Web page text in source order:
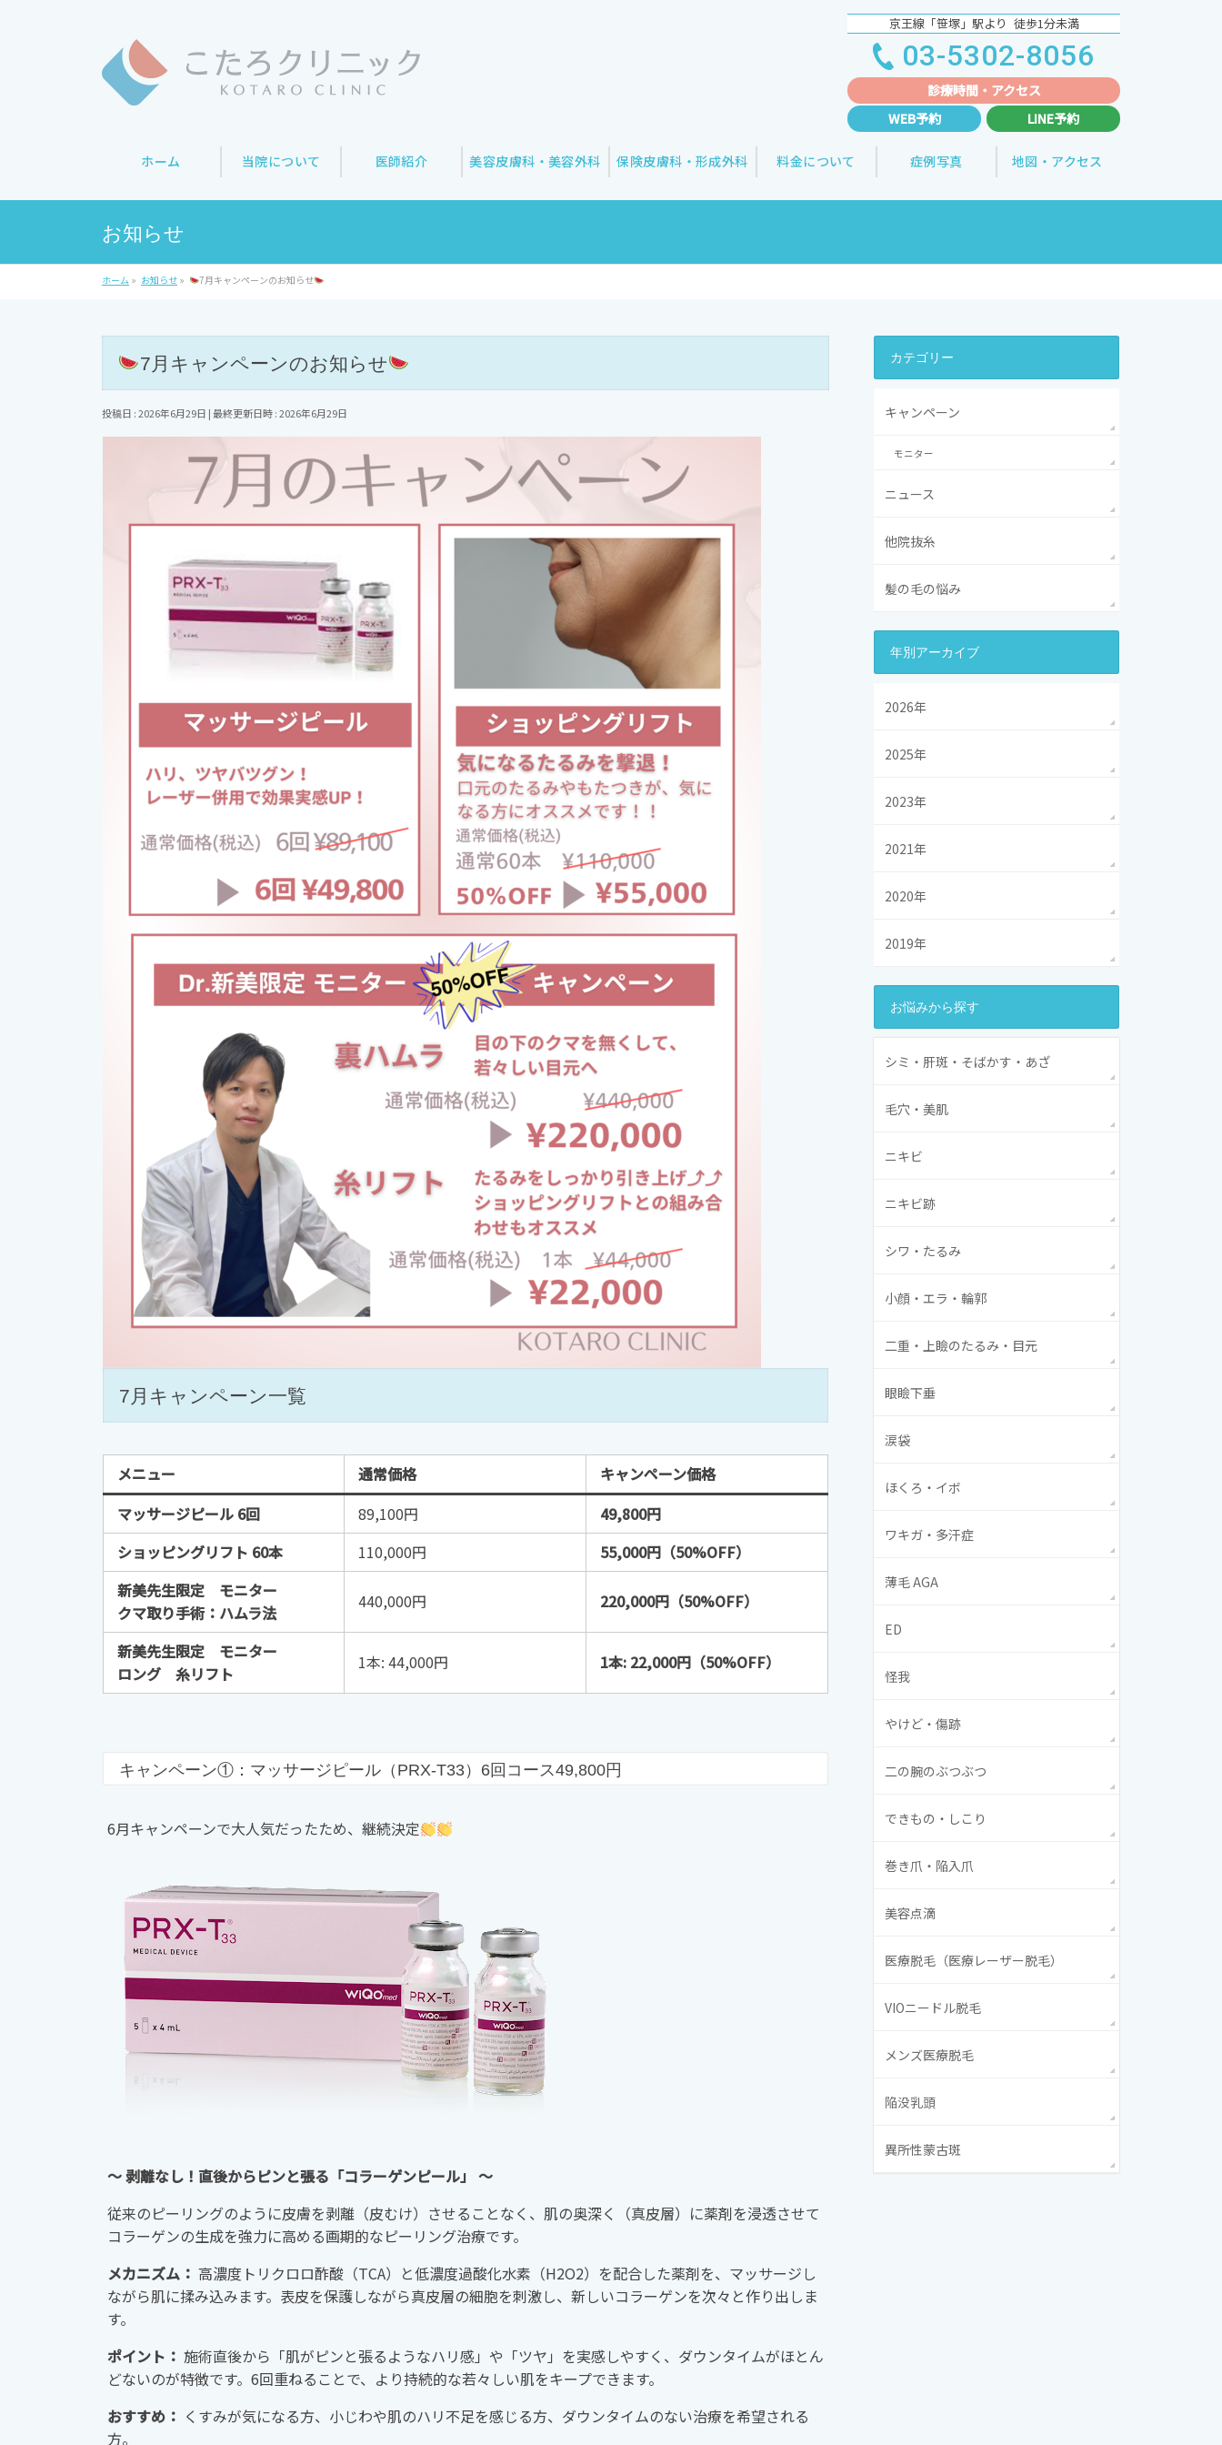
京王線「笹塚」駅より 徒歩1分未満
03-5302-8056
診療時間・ アクセス
WEB予約
LINE予約
ホーム 当院について 医師紹介 美容皮膚科・美容外科 保険皮膚科・形成外科 料金について 症例写真 地図・アクセス
お知らせ
ホーム » お知らせ » 7月キャンペーンのお知らせ
7月キャンペーンのお知らせ
投稿日 : 2026年6月29日 最終更新日時 : 2026年6月29日
7月キャンペーン一覧
メニュー 通常価格
キャンペーン価格
マッサージピール 6回
89,100円
49,800円
ショッピングリフト 60本
110,000円
55,000円（50%OFF）
新美先生限定 モニター
クマ取り手術：ハムラ法
440,000円 220,000円（50%OFF）
新美先生限定 モニター
ロング 糸リフト
1本: 44,000円 1本: 22,000円（50%OFF）
キャンペーン①：マッサージピール（PRX-T33）6回コース49,800円
6月キャンペーンで大人気だったため、継続決定
〜 剥離なし！直後からピンと張る「コラーゲンピール」 〜
従来のピーリングのように皮膚を剥離（皮むけ）させることなく、肌の奥深く（真皮層）に薬剤を浸透させて
コラーゲンの生成を強力に高める画期的なピーリング治療です。
メカニズム： 高濃度トリクロロ酢酸（TCA）と低濃度過酸化水素（H2O2）を配合した薬剤を、マッサージし
ながら肌に揉み込みます。表皮を保護しながら真皮層の細胞を刺激し、新しいコラーゲンを次々と作り出しま
す。
ポイント： 施術直後から「肌がピンと張るようなハリ感」や「ツヤ」を実感しやすく、ダウンタイムがほとん
どないのが特徴です。6回重ねることで、より持続的な若々しい肌をキープできます。
おすすめ： くすみが気になる方、小じわや肌のハリ不足を感じる方、ダウンタイムのない治療を希望される
方。
カテゴリー
キャンペーン
モニター
ニュース
他院抜糸
髪の毛の悩み
年別アーカイブ
2026年
2025年
2023年
2021年
2020年
2019年
お悩みから探す
シミ・肝斑・そばかす・あざ
毛穴・美肌
ニキビ
ニキビ跡
シワ・たるみ
小顔・エラ・輪郭
二重・上瞼のたるみ・目元
眼瞼下垂
涙袋
ほくろ・イボ
ワキガ・多汗症
薄毛 AGA
ED
怪我
やけど・傷跡
二の腕のぶつぶつ
できもの・しこり
巻き爪・陥入爪
美容点滴
医療脱毛（医療レーザー脱毛）
VIOニードル脱毛
メンズ医療脱毛
陥没乳頭
異所性蒙古斑